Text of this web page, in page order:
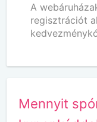
A
regisztrációt
Mennyit